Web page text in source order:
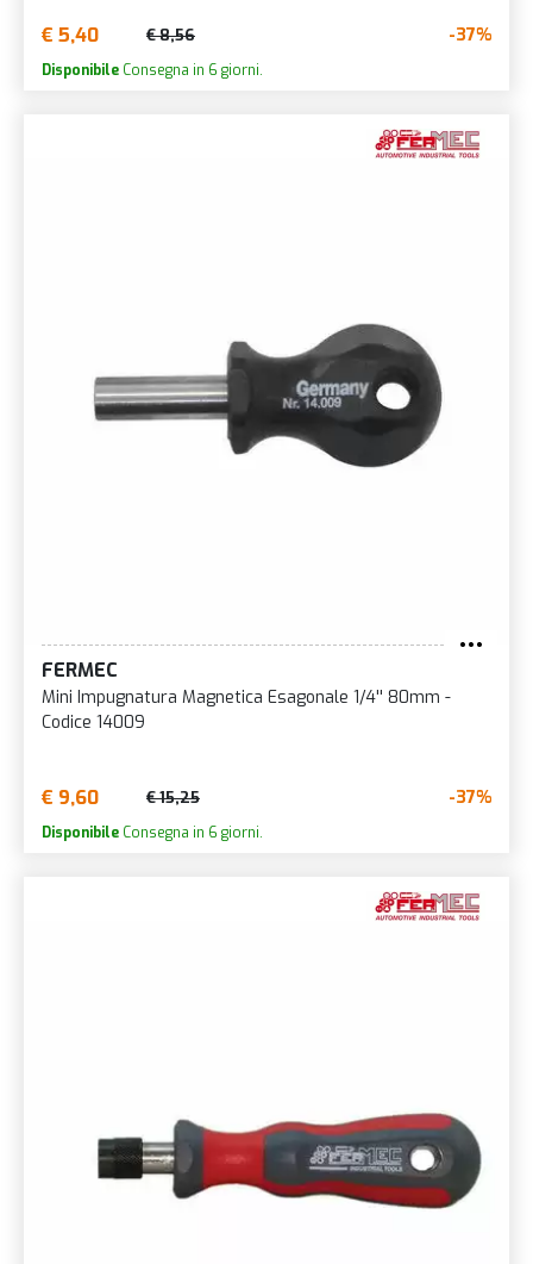
€ 5,40 € 8,56 -37%
Disponibile Consegna in 6 giorni.
FERMEC
Mini Impugnatura Magnetica Esagonale 1/4'' 80mm -
Codice 14009
€ 9,60 € 15,25 -37%
Disponibile Consegna in 6 giorni.